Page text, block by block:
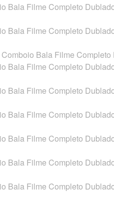
Bala Filme Completo
Bala Filme Completo
Bala Filme
Bala Filme Completo
Bala Filme Completo
Bala Filme Completo
Bala Filme Completo
Bala Filme Completo
Bala Filme Completo